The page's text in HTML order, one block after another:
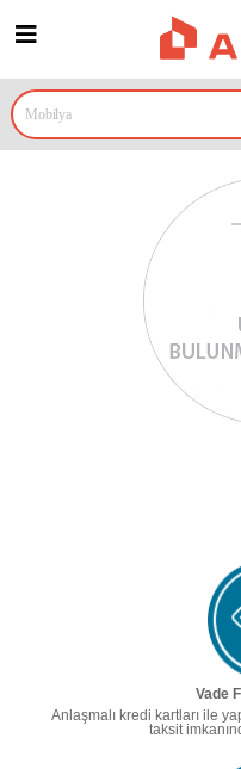
Vade
Anlaşmalı kredi kartları ile
taksit